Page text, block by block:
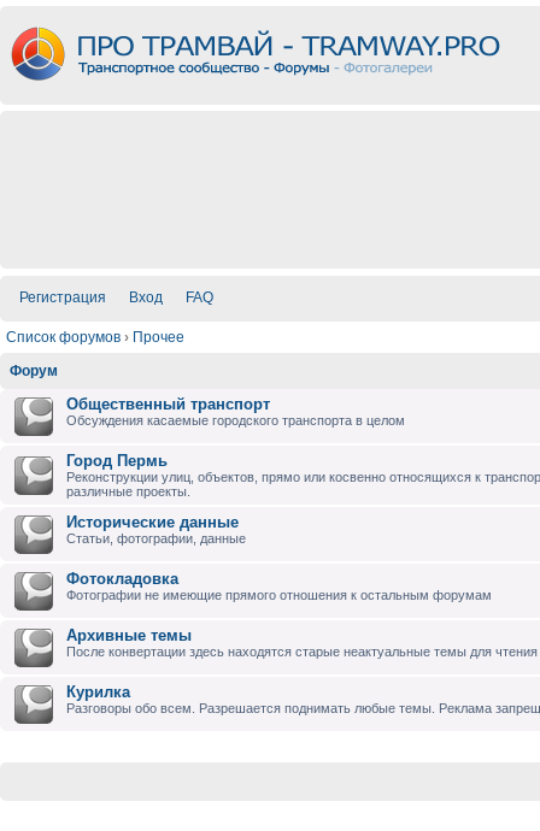
Регистрация Вход FAQ
Список форумов › Прочее
Форум
Общественный транспорт
Обсуждения касаемые городского транспорта в целом
Город Пермь
Реконструкции улиц, объектов, прямо или косвенно относящихся к
различные проекты.
Исторические данные
Статьи, фотографии, данные
Фотокладовка
Фотографии не имеющие прямого отношения к остальным форумам
Архивные темы
После конвертации здесь находятся старые неактуальные темы для чтения
Курилка
Разговоры обо всем. Разрешается поднимать любые темы. Реклама